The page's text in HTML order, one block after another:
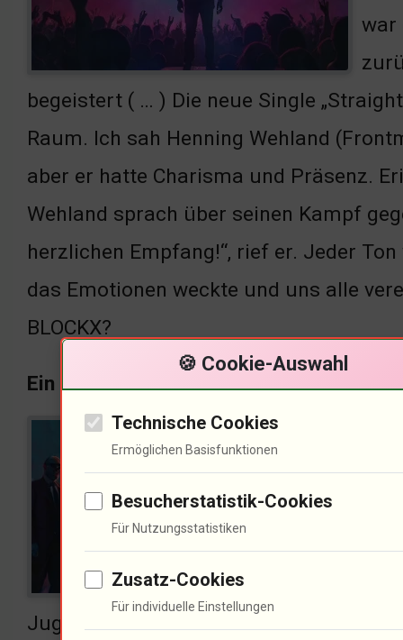
war
begeistert ( … ) Die neue Single
Raum. Ich sah Henning Wehland
aber er hatte Charisma und Präsenz.
Wehland sprach über seinen Kampf
herzlichen Empfang!“, rief er. Jeder
das Emotionen weckte und uns alle
BLOCKX?
Ein Blick auf die Band von einem
Jugend erinnert. Wehlands Ehrlichkeit
🍪 Cookie-Auswahl
Technische Cookies
Ermöglichen Basisfunktionen
Besucherstatistik-Cookies
Für Nutzungsstatistiken
Zusatz-Cookies
Für individuelle Einstellungen